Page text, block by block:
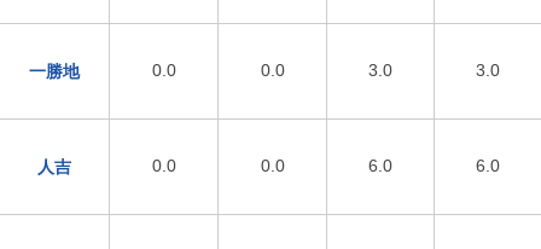
一勝地 0.0 0.0 3.0 3.0
人吉 0.0 0.0 6.0 6.0